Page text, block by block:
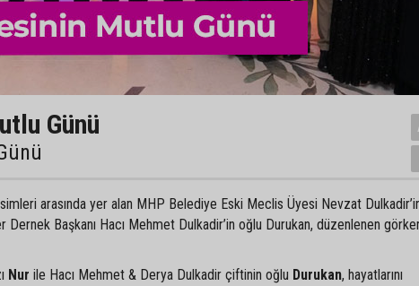
Günü
arasında yer alan MHP Belediye Eski Meclis Üyesi Nevzat
Dernek Başkanı Hacı Mehmet Dulkadir’in oğlu Durukan, düzenlenen
Nur ile Hacı Mehmet & Derya Dulkadir çiftinin oğlu Durukan, hayatlarını